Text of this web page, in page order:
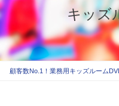
キッズ
顧客数No.1！業務用キッズルーム